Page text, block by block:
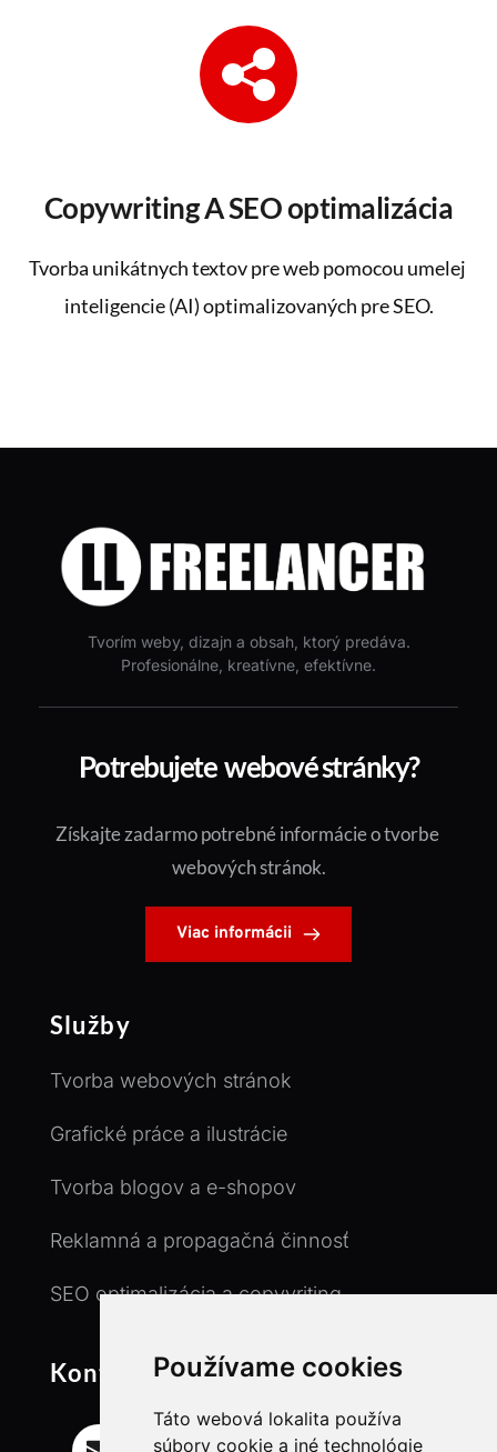
Používame cookies
Táto webová lokalita používa
súbory cookie a iné technológie
Copywriting A SEO optimalizácia
Tvorba unikátnych textov pre web pomocou umelej
inteligencie (AI) ​optimalizovaných pre SEO.
Tvorím weby, dizajn a obsah, ktorý predáva.
Profesionálne, kreatívne, efektívne.
Potrebujete  webové stránky?
Získajte zadarmo potrebné informácie o tvorbe
webových stránok.
Viac informácii
Služby
Tvorba webových stránok
Grafické práce a ilustrácie
Tvorba blogov a e-shopov
Reklamná a propagačná činnosť
SEO optimalizácia a copyvriting
Kontakt
Email